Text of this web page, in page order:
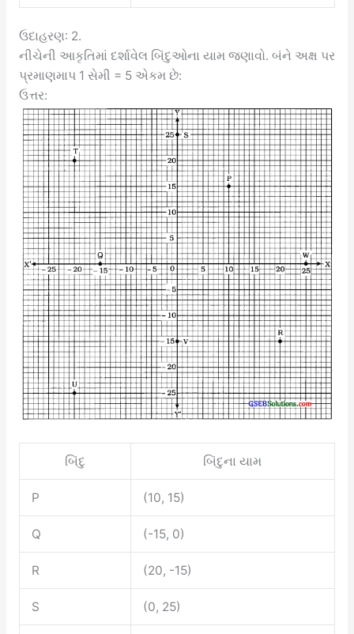
ઉદાહરણ: 2.
નીચેની આકૃતિમાં દર્શાવેલ બિંદુઓના યામ જણાવો. બંને અક્ષ પર
પ્રમાણમાપ 1 સેમી = 5 એકમ છે:
ઉત્તર:
બિંદુ બિંદુના યામ
P (10, 15)
Q (-15, 0)
R (20, -15)
S (0, 25)